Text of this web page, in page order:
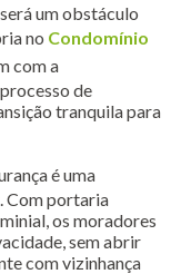
um obstáculo
no Condomínio
com a
de
tranquila para
é uma
Com portaria
os moradores
sem abrir
com vizinhança